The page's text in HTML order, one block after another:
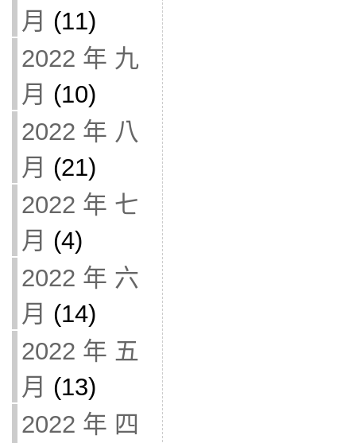
月 (11)
2022 年 九
月 (10)
2022 年 八
月 (21)
2022 年 七
月 (4)
2022 年 六
月 (14)
2022 年 五
月 (13)
2022 年 四